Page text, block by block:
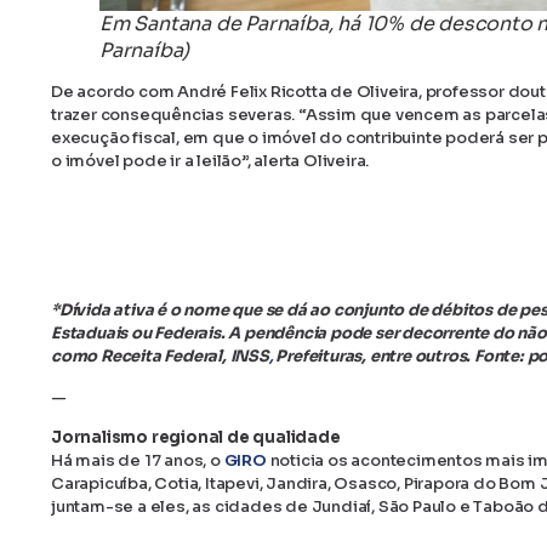
Em Santana de Parnaíba, há 10% de
Parnaíba)
De acordo com André Felix Ricotta de Oliveira, professor
trazer consequências severas. “Assim que vencem as
execução fiscal, em que o imóvel do contribuinte poderá ser
o imóvel pode ir a leilão”, alerta Oliveira.
*Dívida ativa é o nome que se dá ao conjunto de débitos de
Estaduais ou Federais. A pendência pode ser decorrente do
como Receita Federal, INSS,Prefeituras, entre outros. Fonte:
—
Jornalismo regional de qualidade
Há mais de 17 anos, o GIRO noticia os acontecimentos mais
Carapicuíba, Cotia, Itapevi, Jandira, Osasco, Pirapora do Bom
juntam-se a eles, as cidades de Jundiaí, São Paulo e Taboão